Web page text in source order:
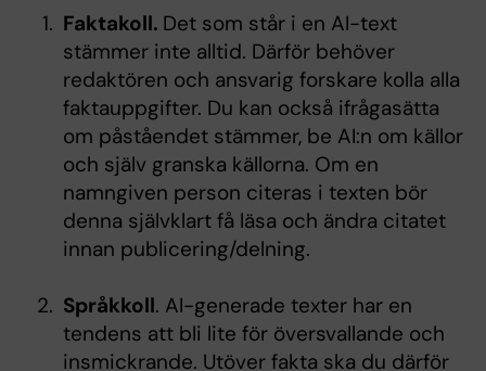
Faktakoll. Det som står i en AI-text
stämmer inte alltid. Därför behöver
redaktören och ansvarig forskare kolla alla
faktauppgifter. Du kan också ifrågasätta
om påståendet stämmer, be AI:n om källor
och själv granska källorna. Om en
namngiven person citeras i texten bör
denna självklart få läsa och ändra citatet
innan publicering/delning.
Språkkoll. AI-generade texter har en
tendens att bli lite för översvallande och
insmickrande. Utöver fakta ska du därför